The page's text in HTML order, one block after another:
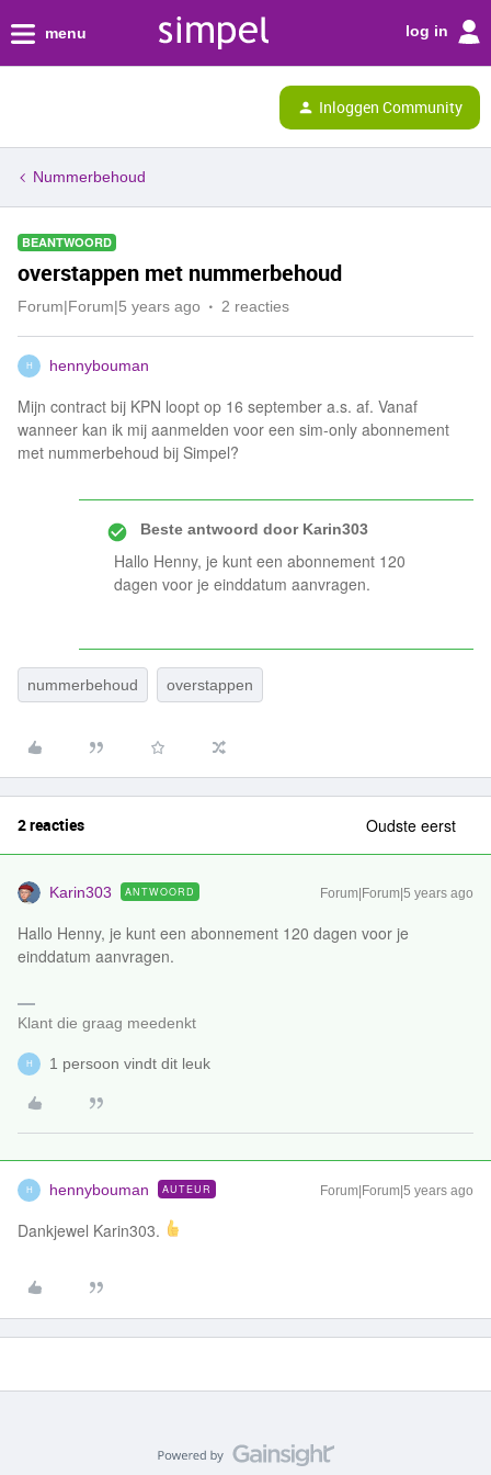
menu log in
Inloggen Community
Nummerbehoud
BEANTWOORD
overstappen met nummerbehoud
Forum|Forum|5 years ago 2 reacties
H hennybouman
Mijn contract bij KPN loopt op 16 september a.s. af. Vanaf
wanneer kan ik mij aanmelden voor een sim-only abonnement
met nummerbehoud bij Simpel?
Beste antwoord doorKarin303
Hallo Henny, je kunt een abonnement 120
dagen voor je einddatum aanvragen.
nummerbehoud overstappen
2 reacties Oudste eerst
Karin303 ANTWOORD Forum|Forum|5 years ago
Hallo Henny, je kunt een abonnement 120 dagen voor je
einddatum aanvragen.
Klant die graag meedenkt
H 1 persoon vindt dit leuk
H hennybouman AUTEUR Forum|Forum|5 years ago
Dankjewel Karin303.